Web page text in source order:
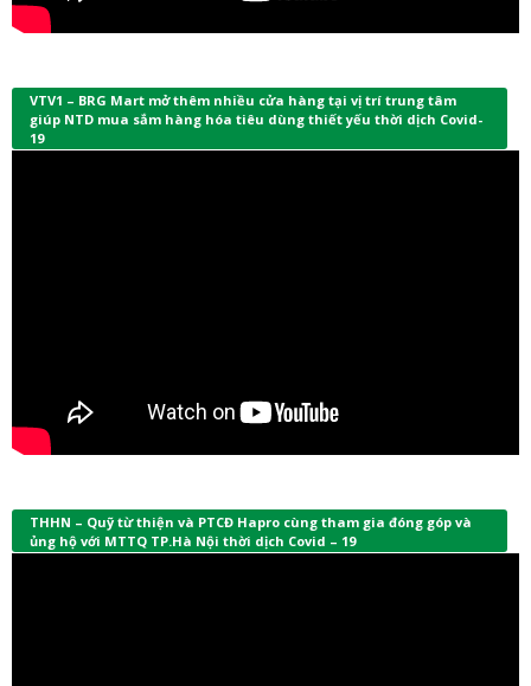
VTV1 – BRG Mart mở thêm nhiều cửa hàng tại vị trí trung tâm
giúp NTD mua sắm hàng hóa tiêu dùng thiết yếu thời dịch Covid-
19
THHN – Quỹ từ thiện và PTCĐ Hapro cùng tham gia đóng góp và
ủng hộ với MTTQ TP.Hà Nội thời dịch Covid – 19